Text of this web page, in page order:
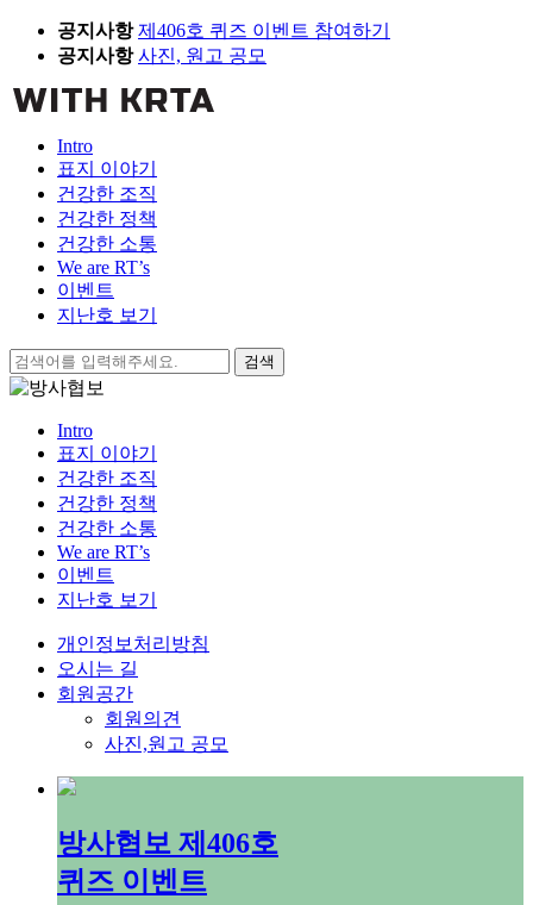
Skip
content
공지사항 제406호 퀴즈 이벤트 참여하기
공지사항 사진, 원고 공모
Intro
표지 이야기
건강한 조직
건강한 정책
건강한 소통
We are RT’s
이벤트
지난호 보기
검
색:
Intro
표지 이야기
건강한 조직
건강한 정책
건강한 소통
We are RT’s
이벤트
지난호 보기
개인정보처리방침
오시는 길
회원공간
회원의견
사진,원고 공모
방사협보 제406호
퀴즈 이벤트